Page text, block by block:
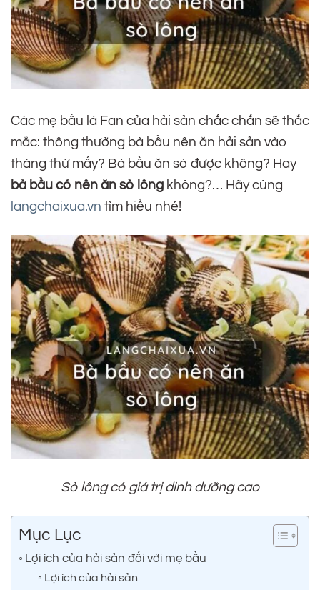
Các mẹ bầu là Fan của hải sản chắc chắn sẽ thắc
mắc: thông thường bà bầu nên ăn hải sản vào
tháng thứ mấy? Bà bầu ăn sò được không? Hay
bà bầu có nên ăn sò lông không?… Hãy cùng
langchaixua.vn tìm hiểu nhé!
Sò lông có giá trị dinh dưỡng cao
Mục Lục
Lợi ích của hải sản đối với mẹ bầu
Lợi ích của hải sản